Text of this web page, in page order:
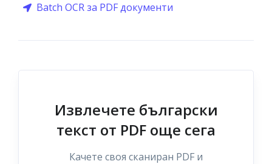
Batch OCR за PDF документи
Извлечете български
текст от PDF още сега
Качете своя сканиран PDF и